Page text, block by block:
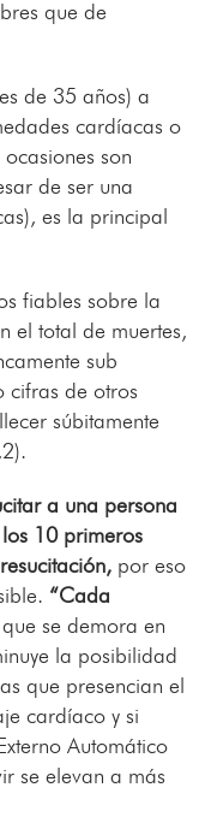
que de
de 35 años) a
cardíacas o
son
de ser una
es la principal
fiables sobre la
el total de muertes,
sub
cifras de otros
súbitamente
a una persona
10 primeros
por eso
“Cada
se demora en
la posibilidad
que presencian el
cardíaco y si
Automático
se elevan a más